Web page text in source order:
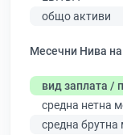
общо активи
Месечни Нива на
вид заплата /
средна нетна
средна брутна